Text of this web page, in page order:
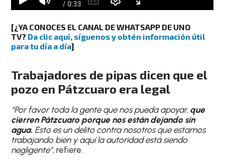
[¿YA CONOCES EL CANAL DE WHATSAPP DE UNO
TV? Da clic aquí, síguenos y obtén información útil
para tu día a día]
Trabajadores de pipas dicen que el
pozo en Pátzcuaro era legal
“Por favor toda la gente que nos pueda apoyar, que
cierren Pátzcuaro porque nos están dejando sin
agua. Esto es un delito contra nosotros que estamos
trabajando bien y aquí la autoridad está siendo
negligente”, refiere.